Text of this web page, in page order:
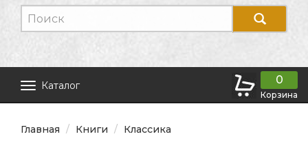
Каталог 0
Корзина
Главная Книги Классика